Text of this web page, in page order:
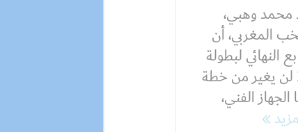
محمد وهبي،
المغربي، أن
النهائي لبطولة
كأس العالم 2026 لن يغير من خطة
الفني،